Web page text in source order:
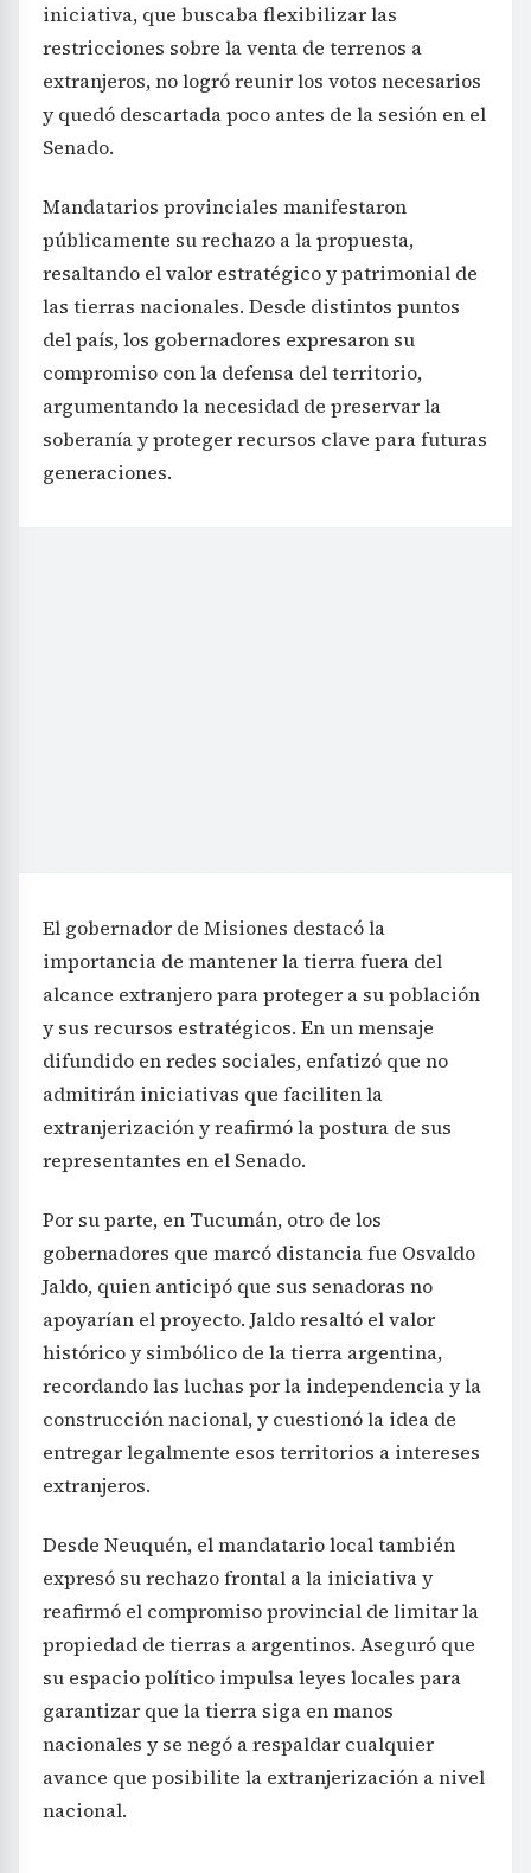
iniciativa, que buscaba flexibilizar las
restricciones sobre la venta de terrenos a
extranjeros, no logró reunir los votos necesarios
y quedó descartada poco antes de la sesión en el
Senado.
Mandatarios provinciales manifestaron
públicamente su rechazo a la propuesta,
resaltando el valor estratégico y patrimonial de
las tierras nacionales. Desde distintos puntos
del país, los gobernadores expresaron su
compromiso con la defensa del territorio,
argumentando la necesidad de preservar la
soberanía y proteger recursos clave para futuras
generaciones.
El gobernador de Misiones destacó la
importancia de mantener la tierra fuera del
alcance extranjero para proteger a su población
y sus recursos estratégicos. En un mensaje
difundido en redes sociales, enfatizó que no
admitirán iniciativas que faciliten la
extranjerización y reafirmó la postura de sus
representantes en el Senado.
Por su parte, en Tucumán, otro de los
gobernadores que marcó distancia fue Osvaldo
Jaldo, quien anticipó que sus senadoras no
apoyarían el proyecto. Jaldo resaltó el valor
histórico y simbólico de la tierra argentina,
recordando las luchas por la independencia y la
construcción nacional, y cuestionó la idea de
entregar legalmente esos territorios a intereses
extranjeros.
Desde Neuquén, el mandatario local también
expresó su rechazo frontal a la iniciativa y
reafirmó el compromiso provincial de limitar la
propiedad de tierras a argentinos. Aseguró que
su espacio político impulsa leyes locales para
garantizar que la tierra siga en manos
nacionales y se negó a respaldar cualquier
avance que posibilite la extranjerización a nivel
nacional.